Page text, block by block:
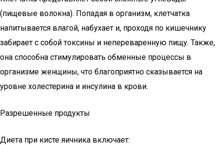
(пищевые волокна). Попадая в организм, клетчатка
напитывается влагой, набухает и, проходя по кишечнику
забирает с собой токсины и непереваренную пищу. Также,
она способна стимулировать обменные процессы в
организме женщины, что благоприятно сказывается на
уровне холестерина и инсулина в крови.
Разрешенные продукты
Диета при кисте яичника включает: